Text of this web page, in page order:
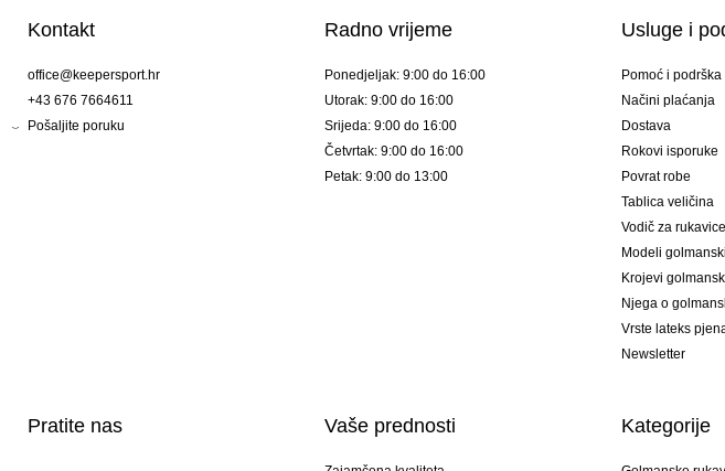
Kontakt
office@keepersport.hr
+43 676 7664611
Pošaljite poruku
Radno vrijeme
Ponedjeljak: 9:00 do 16:00
Utorak: 9:00 do 16:00
Srijeda: 9:00 do 16:00
Četvrtak: 9:00 do 16:00
Petak: 9:00 do 13:00
Usluge i
Pomoć i podrška
Načini plaćanja
Dostava
Rokovi isporuke
Povrat robe
Tablica veličina
Vodič za rukavice
Modeli
Krojevi
Njega o
Vrste lateks
Newsletter
Pratite nas Vaše prednosti Kategorije